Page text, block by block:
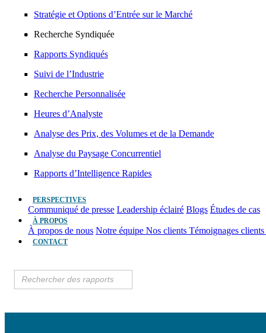
Stratégie et Options d’Entrée sur le Marché
Recherche Syndiquée
Rapports Syndiqués
Suivi de l’Industrie
Recherche Personnalisée
Heures d’Analyste
Analyse des Prix, des Volumes et de la Demande
Analyse du Paysage Concurrentiel
Rapports d’Intelligence Rapides
PERSPECTIVES
Communiqué de presse Leadership éclairé Blogs Études de cas
À PROPOS
À propos de nous Notre équipe Nos clients Témoignages clients
CONTACT